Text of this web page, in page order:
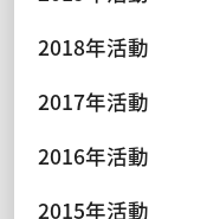
2018年活動
2017年活動
2016年活動
2015年活動